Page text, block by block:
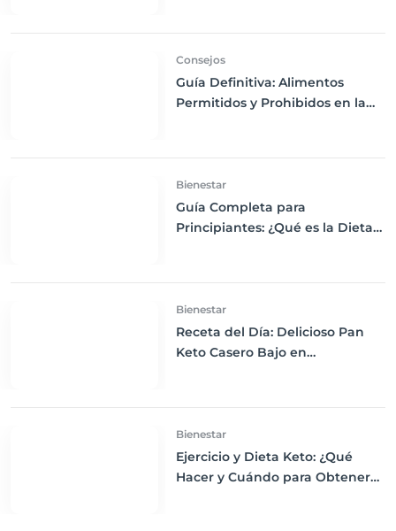
Consejos
Guía Definitiva: Alimentos
Permitidos y Prohibidos en la
Bienestar
Guía Completa para
Principiantes: ¿Qué es la Dieta
Bienestar
Receta del Día: Delicioso Pan
Keto Casero Bajo en
Bienestar
Ejercicio y Dieta Keto: ¿Qué
Hacer y Cuándo para Obtener